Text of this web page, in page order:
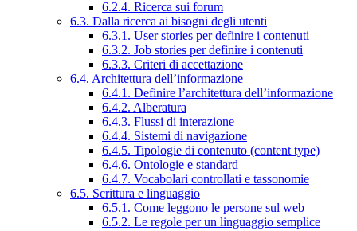
6.2.4. Ricerca sui forum
6.3. Dalla ricerca ai bisogni degli utenti
6.3.1. User stories per definire i contenuti
6.3.2. Job stories per definire i contenuti
6.3.3. Criteri di accettazione
6.4. Architettura dell’informazione
6.4.1. Definire l’architettura dell’informazione
6.4.2. Alberatura
6.4.3. Flussi di interazione
6.4.4. Sistemi di navigazione
6.4.5. Tipologie di contenuto (content type)
6.4.6. Ontologie e standard
6.4.7. Vocabolari controllati e tassonomie
6.5. Scrittura e linguaggio
6.5.1. Come leggono le persone sul web
6.5.2. Le regole per un linguaggio semplice